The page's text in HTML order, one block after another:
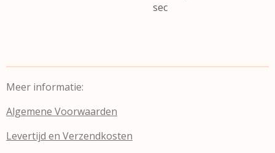
sec
Meer informatie:
Algemene Voorwaarden
Levertijd en Verzendkosten